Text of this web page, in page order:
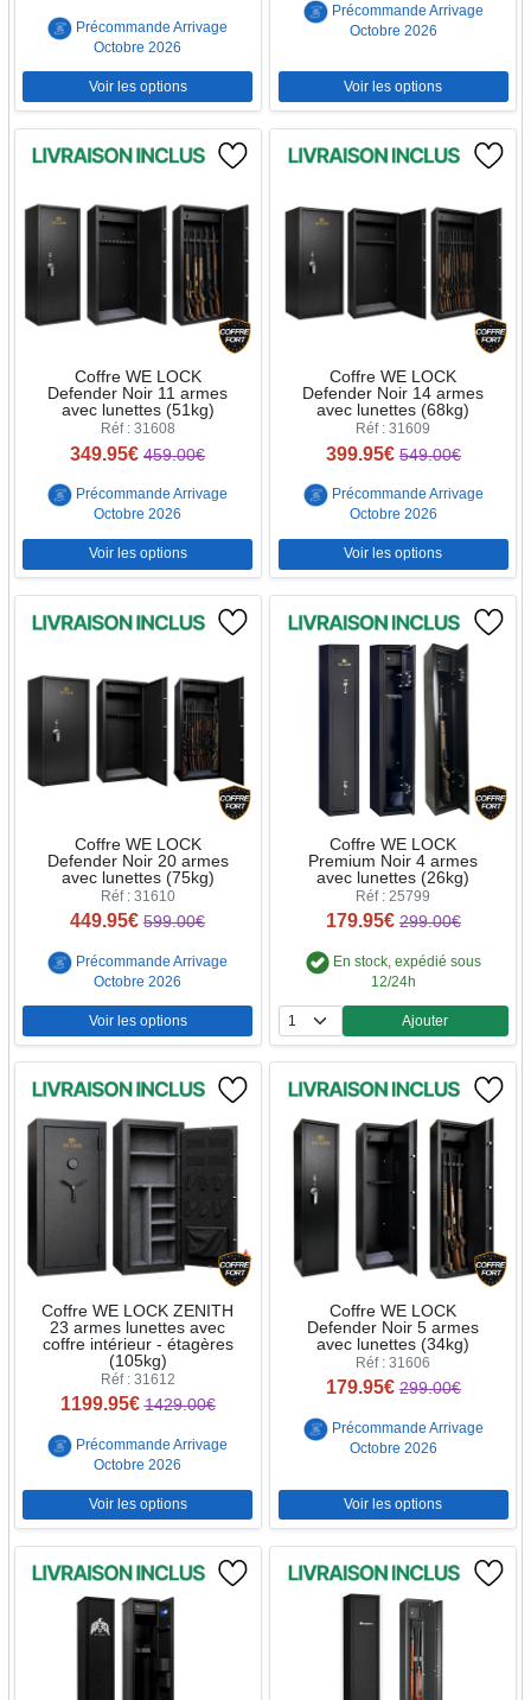
Précommande Arrivage
Octobre 2026
Voir les options
Précommande Arrivage
Octobre 2026
Voir les options
Coffre WE LOCK
Defender Noir 11 armes
avec lunettes (51kg)
Réf : 31608
349.95€ 459.00€
Précommande Arrivage
Octobre 2026
Voir les options
Coffre WE LOCK
Defender Noir 14 armes
avec lunettes (68kg)
Réf : 31609
399.95€ 549.00€
Précommande Arrivage
Octobre 2026
Voir les options
Coffre WE LOCK
Defender Noir 20 armes
avec lunettes (75kg)
Réf : 31610
449.95€ 599.00€
Précommande Arrivage
Octobre 2026
Voir les options
Coffre WE LOCK
Premium Noir 4 armes
avec lunettes (26kg)
Réf : 25799
179.95€ 299.00€
En stock, expédié sous
12/24h
Quantité
Ajouter
Coffre WE LOCK ZENITH
23 armes lunettes avec
coffre intérieur - étagères
(105kg)
Réf : 31612
1199.95€ 1429.00€
Précommande Arrivage
Octobre 2026
Voir les options
Coffre WE LOCK
Defender Noir 5 armes
avec lunettes (34kg)
Réf : 31606
179.95€ 299.00€
Précommande Arrivage
Octobre 2026
Voir les options